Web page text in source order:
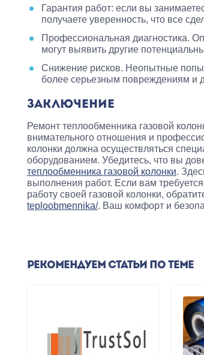
Гарантия работ: если вы
получаете уверенность, что все
Профессиональная диагностика.
могут выявить другие
Снижение рисков. Неопытные
более серьезным повреждениям и
ЗАКЛЮЧЕНИЕ
Ремонт теплообменника газовой
внимательного отношения и
колонки должна осуществляться
оборудованием. Убедитесь, что вы
теплообменника газовой колонки.
выполнения работ. Если вам
работу своей газовой колонки,
teploobmennika/. Ваш комфорт и
РЕКОМЕНДУЕМ СТАТЬИ ПО ТЕМЕ